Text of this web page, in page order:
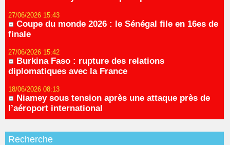
27/06/2026 15:43
Coupe du monde 2026 : le Sénégal file en 16es de
finale
27/06/2026 15:42
Burkina Faso : rupture des relations
diplomatiques avec la France
18/06/2026 08:13
Niamey sous tension après une attaque près de
l’aéroport international
Recherche